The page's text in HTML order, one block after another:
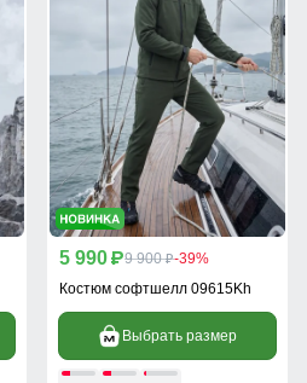
5 990 p9 900 p-39%
Костюм софтшелл 09615Kh
Выбрать размер